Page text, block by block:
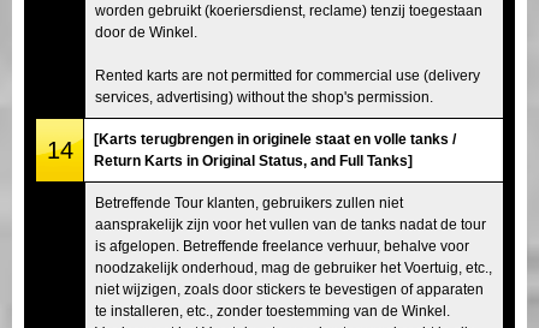
worden gebruikt (koeriersdienst, reclame) tenzij toegestaan
door de Winkel.
Rented karts are not permitted for commercial use (delivery
services, advertising) without the shop's permission.
14
[Karts terugbrengen in originele staat en volle tanks /
Return Karts in Original Status, and Full Tanks]
Betreffende Tour klanten, gebruikers zullen niet
aansprakelijk zijn voor het vullen van de tanks nadat de tour
is afgelopen. Betreffende freelance verhuur, behalve voor
noodzakelijk onderhoud, mag de gebruiker het Voertuig, etc.,
niet wijzigen, zoals door stickers te bevestigen of apparaten
te installeren, etc., zonder toestemming van de Winkel.